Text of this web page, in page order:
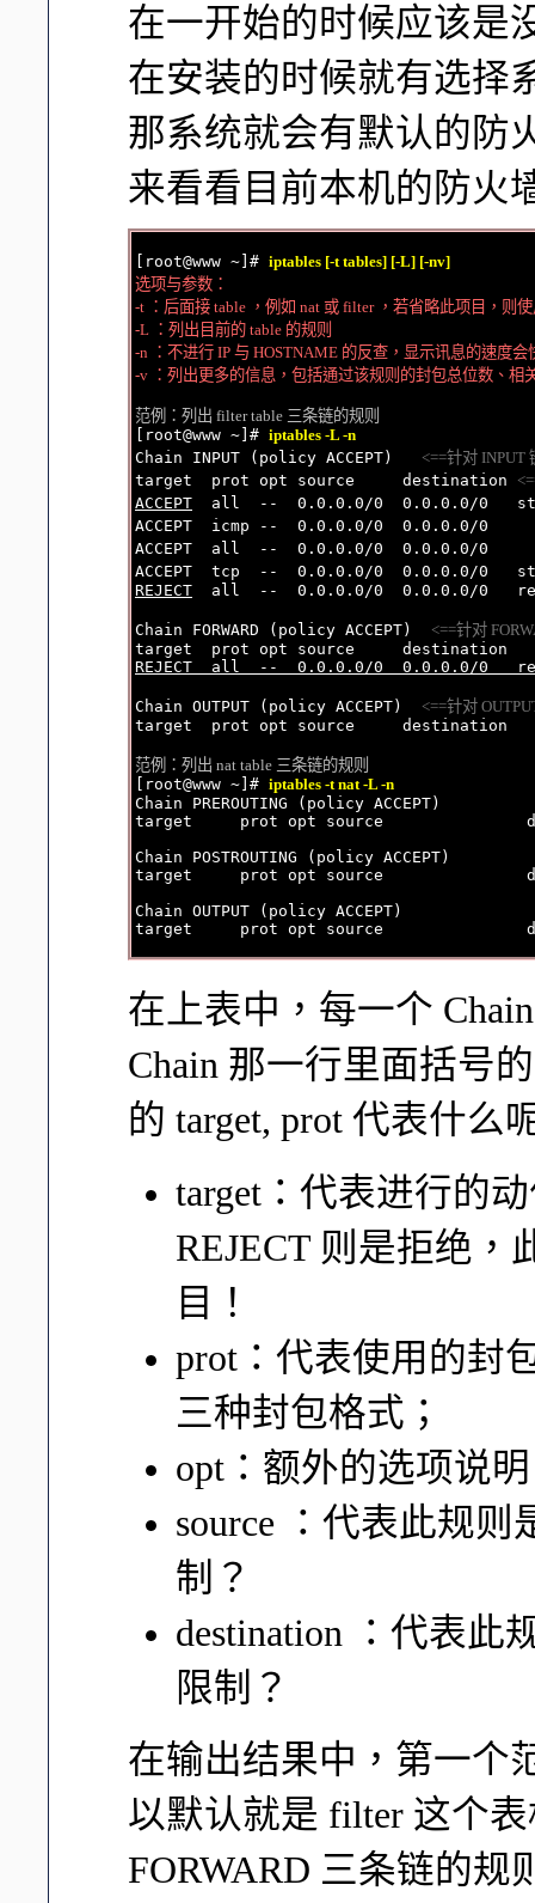
在一开始的时候应该是
在安装的时候就有选择
那系统就会有默认的防
来看看目前本机的防火
[root@www ~]# iptables [-t tables] [-L] [-nv]
选项与参数：
-t ：后面接 table ，例如 nat 或 filter ，若省略此项目，则
-L ：列出目前的 table 的规则
-n ：不进行 IP 与 HOSTNAME 的反查，显示讯息的速度会
-v ：列出更多的信息，包括通过该规则的封包总位数、相
范例：列出 filter table 三条链的规则
[root@www ~]# iptables -L -n
Chain INPUT (policy ACCEPT) <==针对 INPUT
target  prot opt source     destination
ACCEPT
all  --  0.0.0.0/0  0.0.0.0/0
ACCEPT  icmp --
ACCEPT  all  --
ACCEPT  tcp  --  0.0.0.0/0  0.0.0.0/0
REJECT
all  --  0.0.0.0/0  0.0.0.0/0
Chain FORWARD (policy ACCEPT) <==针对
REJECT  all  --  0.0.0.0/0  0.0.0.0/0
Chain OUTPUT (policy ACCEPT) <==针对
target  prot opt source     destination
范例：列出 nat table 三条链的规则
[root@www ~]# iptables -t nat -L -n
Chain PREROUTING (policy ACCEPT)
target     prot opt source
Chain POSTROUTING (policy ACCEPT)
target     prot opt source
Chain OUTPUT (policy ACCEPT)
在上表中，每一个
Chain 那一行里面括号
的 target, prot 代表什么
target：代表进行的
REJECT 则是拒绝，
目！
prot：代表使用的封
三种封包格式；
opt：额外的选项说明
source ：代表此规
制？
destination ：代表此
限制？
在输出结果中，第一个
以默认就是 filter 这个
FORWARD 三条链的